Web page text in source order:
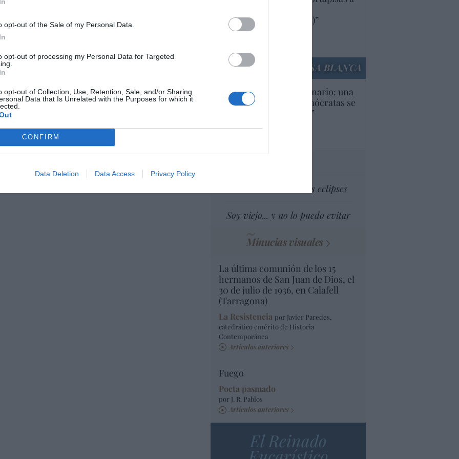
opt-out of the Sale of my Personal Data.
opt-out of processing my Personal Data for Targeted
opt-out of Collection, Use, Retention, Sale, and/or Sharing
Data that Is Unrelated with the Purposes for which it
CONFIRM
Data Deletion Data Access Privacy Policy
08/08/26 06:00
no admite el gaymonio... bendecido en
de la Unión Europea
08/08/26 06:00
americanas (y europeas)”
LA CASA BLANCA
EEUU. Inquietante escenario: una
tercera parte de los demócratas se
define como “socialista”
por Ignacio Aguirre
Dios es el señor de los eclipses
Soy viejo... y no lo puedo evitar
Minucias visuales
La última comunión de los 15
hermanos de San Juan de Dios, el
30 de julio de 1936, en Calafell
(Tarragona)
La Resistencia por Javier Paredes,
catedrático emérito de Historia
Contemporánea
Artículos anteriores
Fuego
Poeta pasmado
por J. R. Pablos
Artículos anteriores
El Reinado